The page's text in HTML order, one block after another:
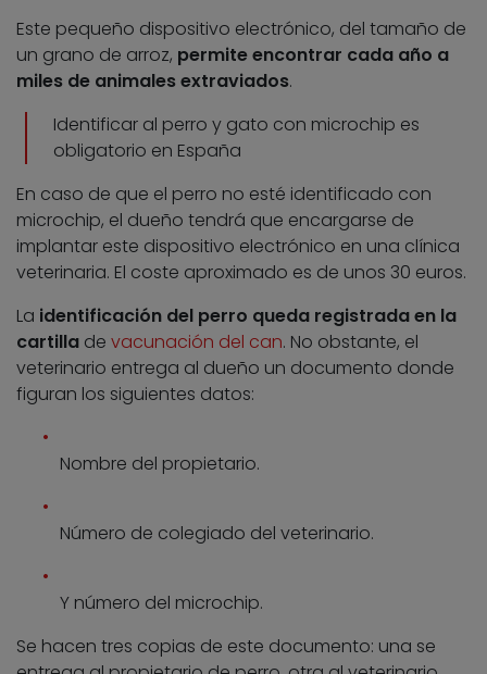
Este pequeño dispositivo electrónico, del tamaño de
un grano de arroz, permite encontrar cada año a
miles de animales extraviados.
Identificar al perro y gato con microchip es
obligatorio en España
En caso de que el perro no esté identificado con
microchip, el dueño tendrá que encargarse de
implantar este dispositivo electrónico en una clínica
veterinaria. El coste aproximado es de unos 30 euros.
La identificación del perro queda registrada en la
cartilla de vacunación del can. No obstante, el
veterinario entrega al dueño un documento donde
figuran los siguientes datos:
Nombre del propietario.
Número de colegiado del veterinario.
Y número del microchip.
Se hacen tres copias de este documento: una se